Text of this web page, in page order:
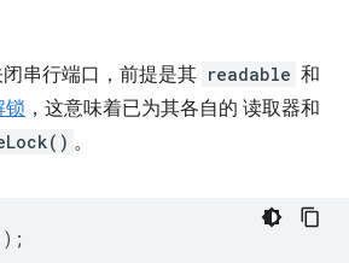
串行端口，前提是其 readable 和
锁 ，这意味着已为其各自的 读取器和
。